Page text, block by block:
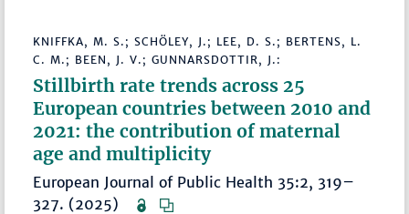
KNIFFKA, M. S.; SCHÖLEY, J.; LEE, D. S.; BERTENS, L.
C. M.; BEEN, J. V.; GUNNARSDOTTIR, J.:
Stillbirth rate trends across 25
European countries between 2010 and
2021: the contribution of maternal
age and multiplicity
European Journal of Public Health 35:2, 319–
327. (2025)